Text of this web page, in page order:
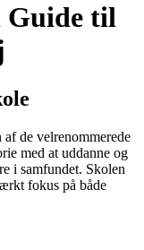
Guide til
de velrenommerede
med at uddanne og
i samfundet. Skolen
fokus på både